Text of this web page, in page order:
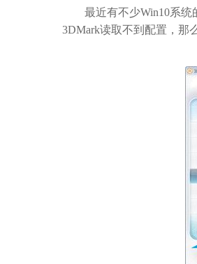
最近有不少Win10系统的
3DMark读取不到配置，那